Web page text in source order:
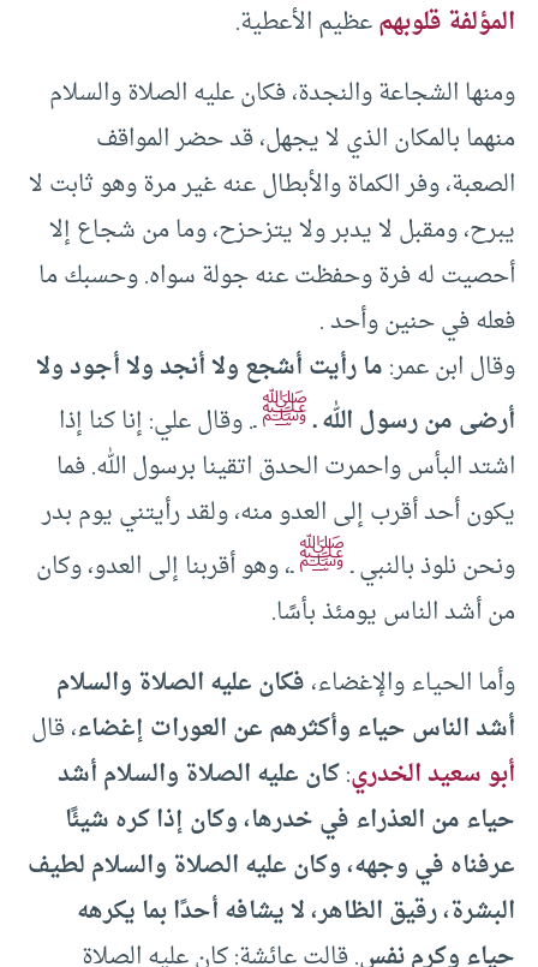
المؤلفة قلوبهمعظيم الأعطية.
ومنها الشجاعة والنجدة، فكان عليه الصلاة والسلام
منهما بالمكان الذي لا يجهل، قد حضر المواقف
الصعبة، وفر الكماة والأبطال عنه غير مرة وهو ثابت لا
يبرح، ومقبل لا يدبر ولا يتزحزح، وما من شجاع إلا
أحصيت له فرة وحفظت عنه جولة سواه. وحسبك ما
فعله في حنين وأحد .
وقال ابن عمر:ما رأيت أشجع ولا أنجد ولا أجود ولا
أرضى من رسول الله ـﷺـ. وقال علي: إنا كنا إذا
اشتد البأس واحمرت الحدق اتقينا برسول الله. فما
يكون أحد أقرب إلى العدو منه، ولقد رأيتني يوم بدر
ونحن نلوذ بالنبي ـﷺـ، وهو أقربنا إلى العدو، وكان
من أشد الناس يومئذ بأسًا.
وأما الحياء والإغضاء،فكان عليه الصلاة والسلام
أشد الناس حياء وأكثرهم عن العورات إغضاء، قال
أبو سعيد الخدري:كان عليه الصلاة والسلام أشد
حياء من العذراء في خدرها، وكان إذا كره شيئًا
عرفناه في وجهه، وكان عليه الصلاة والسلام لطيف
البشرة، رقيق الظاهر، لا يشافه أحدًا بما يكرهه
حياء وكرم نفس. قالت عائشة: كان عليه الصلاة